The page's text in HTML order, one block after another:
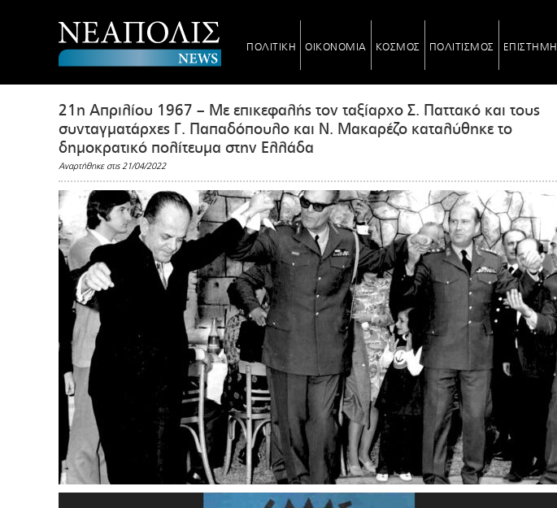
ΠΟΛΙΤΙΚΗ ΟΙΚΟΝΟΜΙΑ ΚΟΣΜΟΣ ΠΟΛΙΤΙΣΜΟΣ ΕΠΙΣΤΗΜΗ
21η Απριλίου 1967 – Με επικεφαλής τον ταξίαρχο Σ. Παττακό και τους
συνταγματάρχες Γ. Παπαδόπουλο και Ν. Μακαρέζο καταλύθηκε το
δημοκρατικό πολίτευμα στην Ελλάδα
Αναρτήθηκε στις 21/04/2022